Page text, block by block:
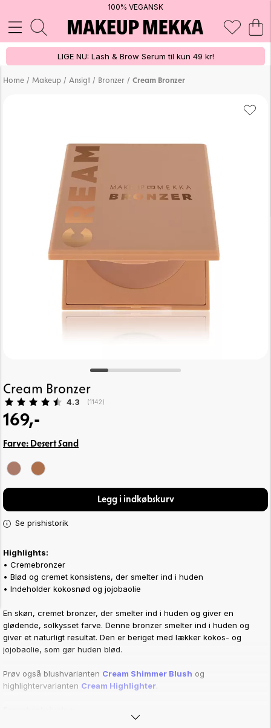
100% VEGANSK
LIGE NU: Lash & Brow Serum til kun 49 kr!
Home / Makeup / Ansigt / Bronzer / Cream Bronzer
Cream Bronzer
Gennemsnitlig vurdering:
4.3 (stemmer:
1142)
169,-
Farve: Desert Sand
Legg i indkøbskurv
Se prishistorik
Highlights:
• Cremebronzer
• Blød og cremet konsistens, der smelter ind i huden
• Indeholder kokosnød og jojobaolie
En skøn, cremet bronzer, der smelter ind i huden og giver en
glødende, solkysset farve. Denne bronzer smelter ind i huden og
giver et naturligt resultat. Den er beriget med lækker kokos- og
jojobaolie, som gør huden blød.
Prøv også blushvarianten Cream Shimmer Blush og
highlightervarianten Cream Highlighter.
• Warm Breeze: Varm, gylden brun farve.